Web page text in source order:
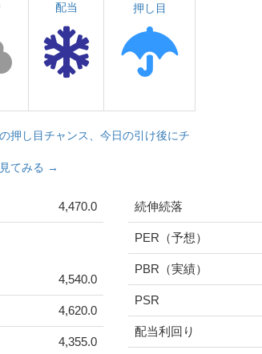
配当 押し目
押し目チャンス、今日の引け後にチ
てみる →
4,470.0
4,540.0
4,620.0
4,355.0
続伸続落
PER（予想）
PBR（実績）
PSR
配当利回り